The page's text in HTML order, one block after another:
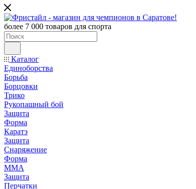
более 7 000 товаров для спорта
Каталог
Единоборства
Борьба
Борцовки
Трико
Рукопашный бой
Защита
Форма
Каратэ
Защита
Снаряжение
Форма
ММА
Защита
Перчатки